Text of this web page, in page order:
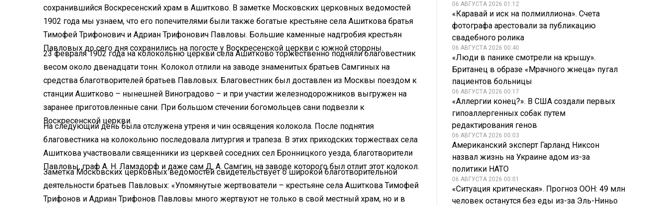
сохранившийся Воскресенский храм в Ашитково. В заметке Московских церковных ведомостей
1902 года мы узнаем, что его попечителями были также богатые крестьяне села Ашиткова братья
Тимофей Трифонович и Адриан Трифонович Павловы. Большие каменные надгробия крестьян
Павловых до сего дня сохранились на погосте у Воскресенской церкви с южной стороны.
23 февраля 1902 года на колокольню церкви села Ашитково торжественно подняли благовестник
весом около двенадцати тонн. Колокол отлили на заводе знаменитых братьев Самгиных на
средства благотворителей братьев Павловых. Благовестник был доставлен из Москвы поездом к
станции Ашитково – нынешней Виноградово – и при участии железнодорожников выгружен на
заранее приготовленные сани. При большом стечении богомольцев сани подвезли к
Воскресенской церкви.
На следующий день была отслужена утреня и чин освящения колокола. После поднятия
благовестника на колокольню последовала литургия и трапеза. В этих приходских торжествах села
Ашиткова участвовали священники из церквей соседних сел Бронницкого уезда, благотворители
Павловы, граф А. Н. Ламздорф и даже сам Д. А. Самгин, на заводе которого был отлит этот колокол.
Заметка Московских церковных ведомостей свидетельствует о широкой благотворительной
деятельности братьев Павловых: «Упомянутые жертвователи – крестьяне села Ашиткова Тимофей
Трифонов и Адриан Трифонов Павловы много жертвуют не только в свой местный храм, но и в
06 АВГУСТА 2026 01:12
«Каравай и иск на полмиллиона». Счета
фотографа арестовали за публикацию
свадебного ролика
06 АВГУСТА 2026 00:40
«Люди в панике смотрели на крышу».
Британец в образе «Мрачного жнеца» пугал
пациентов больницы
06 АВГУСТА 2026 00:17
«Аллергии конец?». В США создали первых
гипоаллергенных собак путем
редактирования генов
06 АВГУСТА 2026 00:03
Американский эксперт Гарланд Никсон
назвал жизнь на Украине адом из-за
политики НАТО
06 АВГУСТА 2026 00:01
«Ситуация критическая». Прогноз ООН: 49 млн
человек останутся без еды из-за Эль-Ниньо